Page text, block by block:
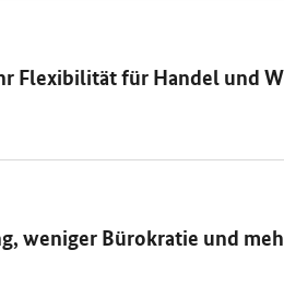
Flexibilität für Handel und
weniger Bürokratie und